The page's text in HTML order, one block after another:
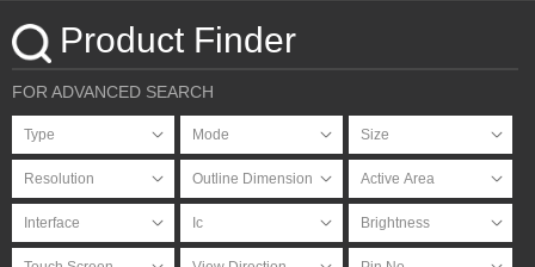
Product Finder
FOR ADVANCED SEARCH